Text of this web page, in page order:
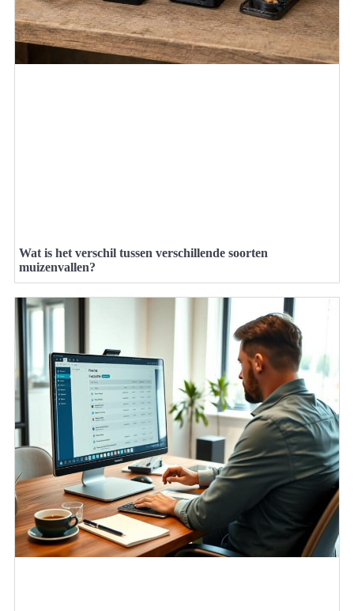
Wat is het verschil tussen verschillende soorten
muizenvallen?